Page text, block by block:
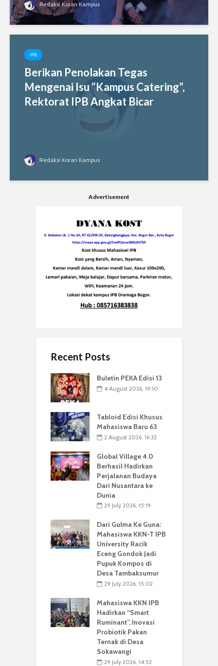
Redaksi Koran Kampus
IPB
Berikan Penolakan Tegas
Mengenai Isu “Kampus Catering”,
Rektorat IPB Angkat Bicar
Redaksi Koran Kampus
Advertisement
Recent Posts
Buletin PEKA Edisi 13
4 August 2026, 19:10
Tabloid Edisi Khusus
Mahasiswa Baru 63
2 August 2026, 16:32
Global Village 4.0
Berhasil Hadirkan
Perjalanan Budaya
Dari Nusantara ke
Dunia
29 July 2026, 15:19
Dari Gulma Ke Guna:
Mahasiswa KKN-T IPB
University Racik
Eceng Gondok Jadi
Pupuk Kompos di
Desa Tambaksumur
29 July 2026, 15:02
Mahasiswa KKN IPB
Hadirkan “Smart
Ruminant”, Inovasi
Probiotik Pakan
Ternak di Desa
Sokawangi
29 July 2026, 14:52